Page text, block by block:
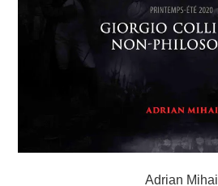
Adrian Mihai